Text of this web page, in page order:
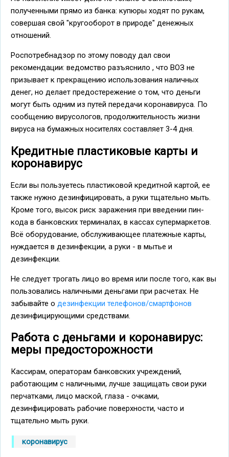
полученными прямо из банка: купюры ходят по рукам,
совершая свой "кругооборот в природе" денежных
отношений.
Роспотребнадзор по этому поводу дал свои
рекомендации: ведомство разъяснило , что ВОЗ не
призывает к прекращению использования наличных
денег, но делает предостережение о том, что деньги
могут быть одним из путей передачи коронавируса. По
сообщению вирусологов, продолжительность жизни
вируса на бумажных носителях составляет 3-4 дня.
Кредитные пластиковые карты и
коронавирус
Если вы пользуетесь пластиковой кредитной картой, ее
также нужно дезинфицировать, а руки тщательно мыть.
Кроме того, высок риск заражения при введении пин-
кода в банковских терминалах, в кассах супермаркетов.
Всё оборудование, обслуживающее платежные карты,
нуждается в дезинфекции, а руки - в мытье и
дезинфекции.
Не следует трогать лицо во время или после того, как вы
пользовались наличными деньгами при расчетах. Не
забывайте о дезинфекции телефонов/смартфонов
дезинфицирующими средствами.
Работа с деньгами и коронавирус:
меры предосторожности
Кассирам, операторам банковских учреждений,
работающим с наличными, лучше защищать свои руки
перчатками, лицо маской, глаза - очками,
дезинфицировать рабочие поверхности, часто и
тщательно мыть руки.
коронавирус